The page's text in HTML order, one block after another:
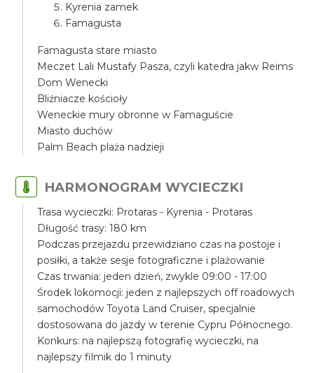
Kyrenia zamek
Famagusta
Famagusta stare miasto
Meczet Lali Mustafy Pasza, czyli katedra jakw Reims
Dom Wenecki
Bliźniacze kościoły
Weneckie mury obronne w Famaguście
Miasto duchów
Palm Beach plaża nadzieji
HARMONOGRAM WYCIECZKI
Trasa wycieczki: Protaras - Kyrenia - Protaras
Długość trasy: 180 km
Podczas przejazdu przewidziano czas na postoje i
posiłki, a także sesje fotograficzne i plażowanie
Czas trwania: jeden dzień, zwykle 09:00 - 17:00
Środek lokomocji: jeden z najlepszych off roadowych
samochodów Toyota Land Cruiser, specjalnie
dostosowana do jazdy w terenie Cypru Północnego.
Konkurs: na najlepszą fotografię wycieczki, na
najlepszy filmik do 1 minuty